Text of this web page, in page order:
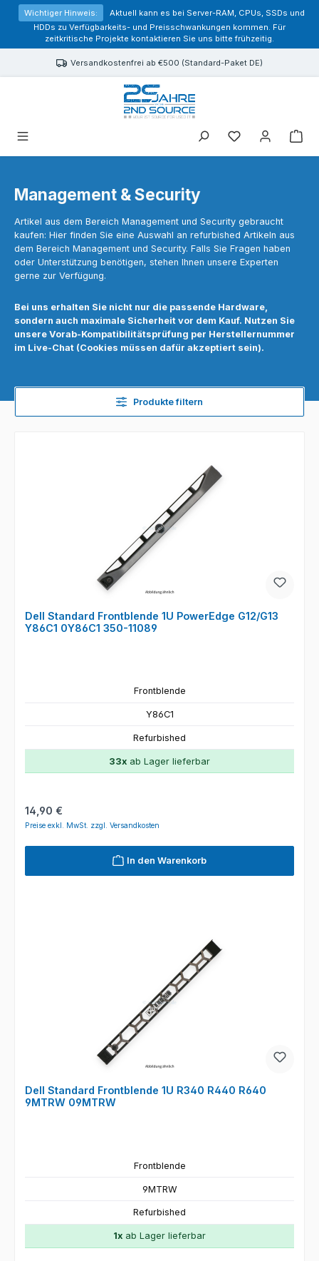
springen
Wichtiger Hinweis:
Aktuell kann es bei Server-RAM, CPUs, SSDs und
HDDs zu Verfügbarkeits- und Preisschwankungen kommen. Für
zeitkritische Projekte kontaktieren Sie uns bitte frühzeitig.
Versandkostenfrei ab €500 (Standard-Paket DE)
Sie haben 0
Management & Security
Artikel aus dem Bereich Management und Security gebraucht
kaufen: Hier finden Sie eine Auswahl an refurbished Artikeln aus
dem Bereich Management und Security. Falls Sie Fragen haben
oder Unterstützung benötigen, stehen Ihnen unsere Experten
gerne zur Verfügung.
Bei uns erhalten Sie nicht nur die passende Hardware,
sondern auch maximale Sicherheit vor dem Kauf. Nutzen Sie
unsere Vorab-Kompatibilitätsprüfung per Herstellernummer
im Live-Chat (Cookies müssen dafür akzeptiert sein).
Produkte filtern
Dell Standard Frontblende 1U PowerEdge G12/G13
Y86C1 0Y86C1 350-11089
Frontblende
Y86C1
Refurbished
33x ab Lager lieferbar
Regulärer Preis:
14,90 €
Preise exkl. MwSt. zzgl. Versandkosten
In den Warenkorb
Dell Standard Frontblende 1U R340 R440 R640
9MTRW 09MTRW
Frontblende
9MTRW
Refurbished
1x ab Lager lieferbar